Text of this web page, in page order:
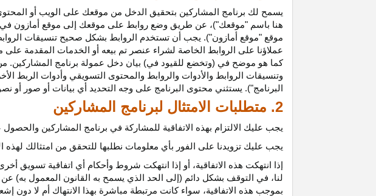
يسمح لك برنامج المشاركين بتحقيق الدخل من موقعك على الويب أو
هنا باسم "موقعك")، عن طريق وضع روابط على موقعك إلى موقع أمازون
موقع "موقع أمازون"). يجب أن تستخدم الروابط بشكل صحيح تنسيقات الروابط
عملاؤنا على الروابط الخاصة لشراء عنصر تم بيعه أو الخدمات المقدمة على
كما هو موضح في (وتخضع للقيود في) بيان دخل عمولة برنامج المشاركين.
وتنسيقات الروابط والأدوات والروابط والمحتوى التسويقي وأدوات الربط
البرنامج"). يستثني محتوى البرنامج على وجه التحديد أي بيانات أو صور أو
2. متطلبات الامتثال لبرنامج المشاركين
يجب عليك الالتزام بهذه الاتفاقية للمشاركة في برنامج المشاركين
يجب عليك تزويدنا على الفور بأي معلومات نطلبها للتحقق من امتثالك لهذه
إذا انتهكت هذه
الاتفاقية، أو إذا انتهكت شروط وأحكام أي اتفاقية تسويق
لنا، في التوقف بشكل دائم (إلى الحد الذي يسمح به القانون المعمول به)
بموجب هذه
الاتفاقية، سواء كانت مرتبطة مباشرة بهذا الانتهاك أم لا دون